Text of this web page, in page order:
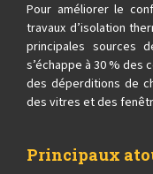
Pour améliorer le
travaux d’isolation
principales sources
s’échappe à 30 % des
des déperditions de
des vitres et des
Principaux